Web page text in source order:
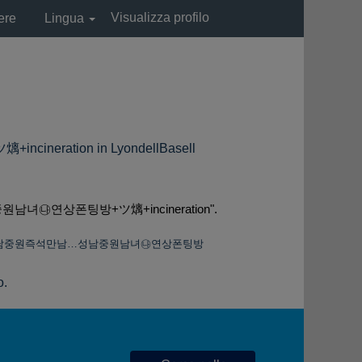
Lingua Visualizza profilo
+incineration in LyondellBasell
남녀㉯연상폰팅방+ツ㷰+incineration".
중원즉석만남…성남중원남녀㉯연상폰팅방